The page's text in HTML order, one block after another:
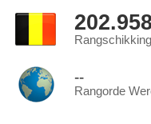
--
Rangorde